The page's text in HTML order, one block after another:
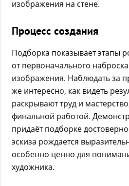
изображения на стене.
Процесс создания
Подборка показывает этапы
от первоначального
изображения. Наблюдать за
же интересно, как видеть
раскрывают труд и
финальной работой.
придаёт подборке
эскиза рождается
особенно ценно для
художника.